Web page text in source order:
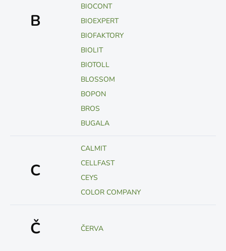
B
BIOCONT
BIOEXPERT
BIOFAKTORY
BIOLIT
BIOTOLL
BLOSSOM
BOPON
BROS
BUGALA
C
CALMIT
CELLFAST
CEYS
COLOR COMPANY
Č ČERVA